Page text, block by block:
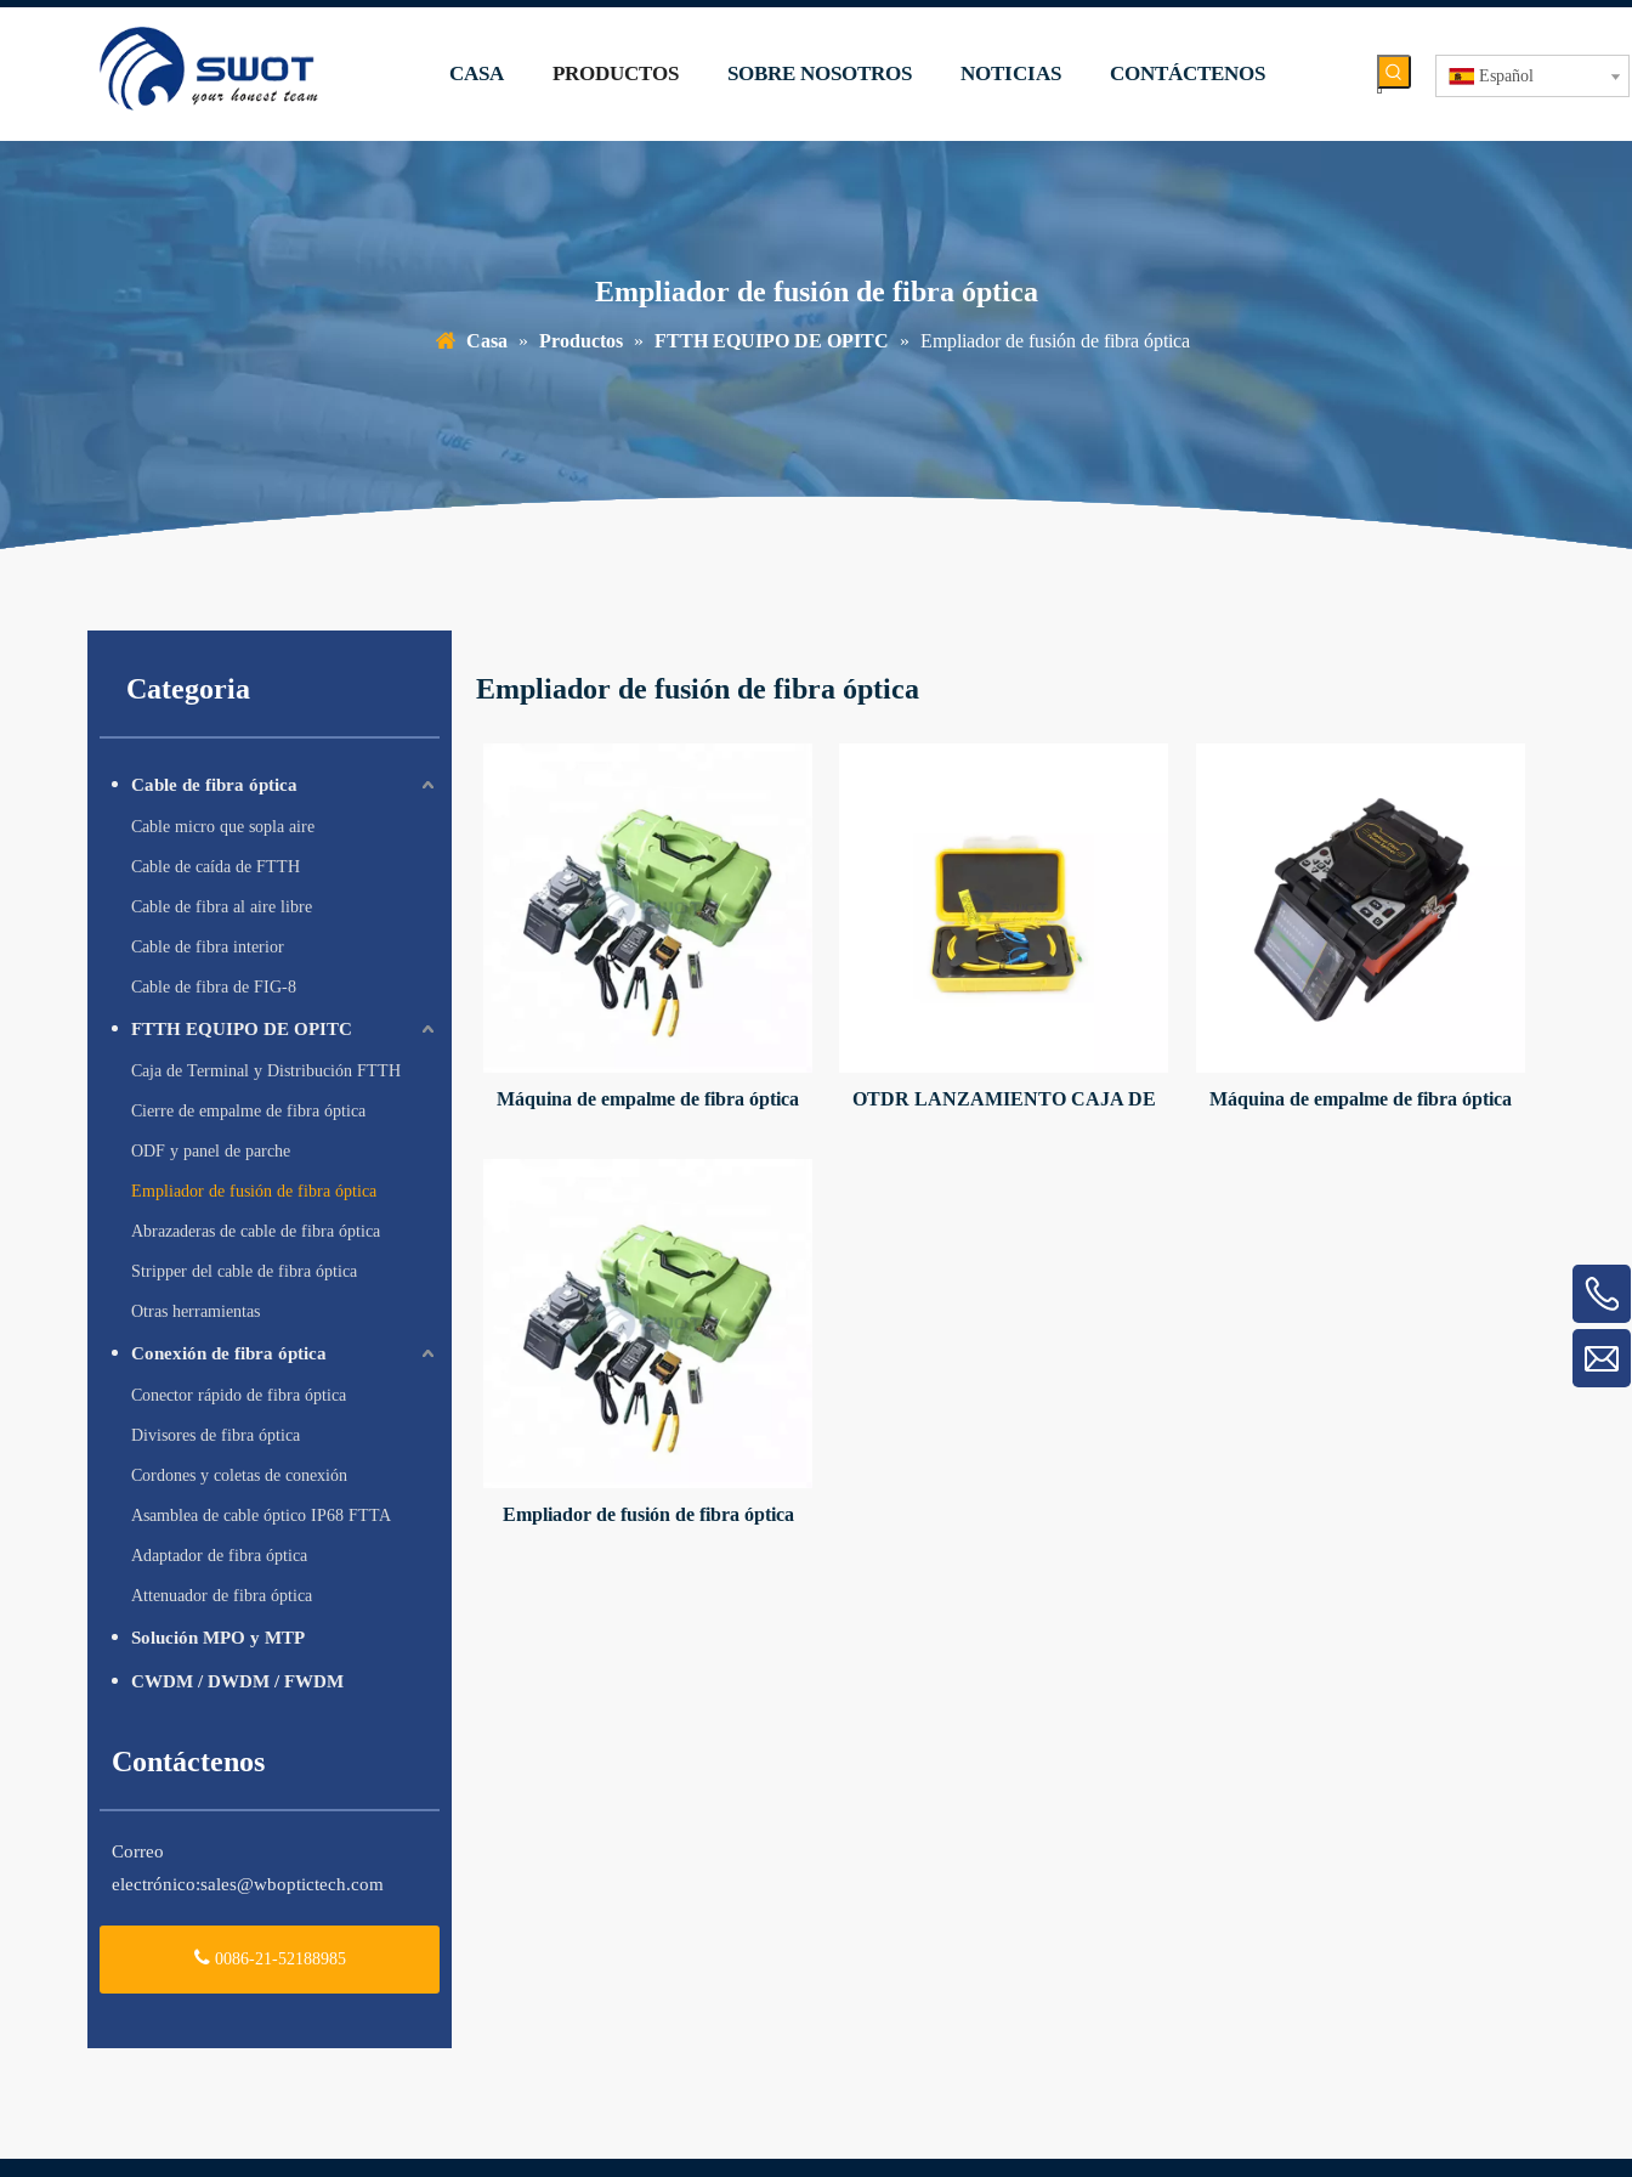
CASA PRODUCTOS SOBRE NOSOTROS NOTICIAS CONTÁCTENOS Español
Empliador de fusión de fibra óptica
Casa » Productos » FTTH EQUIPO DE OPITC » Empliador de fusión de fibra óptica
Categoria
Cable de fibra óptica
Cable micro que sopla aire
Cable de caída de FTTH
Cable de fibra al aire libre
Cable de fibra interior
Cable de fibra de FIG-8
FTTH EQUIPO DE OPITC
Caja de Terminal y Distribución FTTH
Cierre de empalme de fibra óptica
ODF y panel de parche
Empliador de fusión de fibra óptica
Abrazaderas de cable de fibra óptica
Stripper del cable de fibra óptica
Otras herramientas
Conexión de fibra óptica
Conector rápido de fibra óptica
Divisores de fibra óptica
Cordones y coletas de conexión
Asamblea de cable óptico IP68 FTTA
Adaptador de fibra óptica
Attenuador de fibra óptica
Solución MPO y MTP
CWDM / DWDM / FWDM
Contáctenos
Correo
electrónico:sales@wboptictech.com
0086-21-52188985
Empliador de fusión de fibra óptica
Máquina de empalme de fibra óptica
OTDR LANZAMIENTO CAJA DE
Máquina de empalme de fibra óptica
Empliador de fusión de fibra óptica